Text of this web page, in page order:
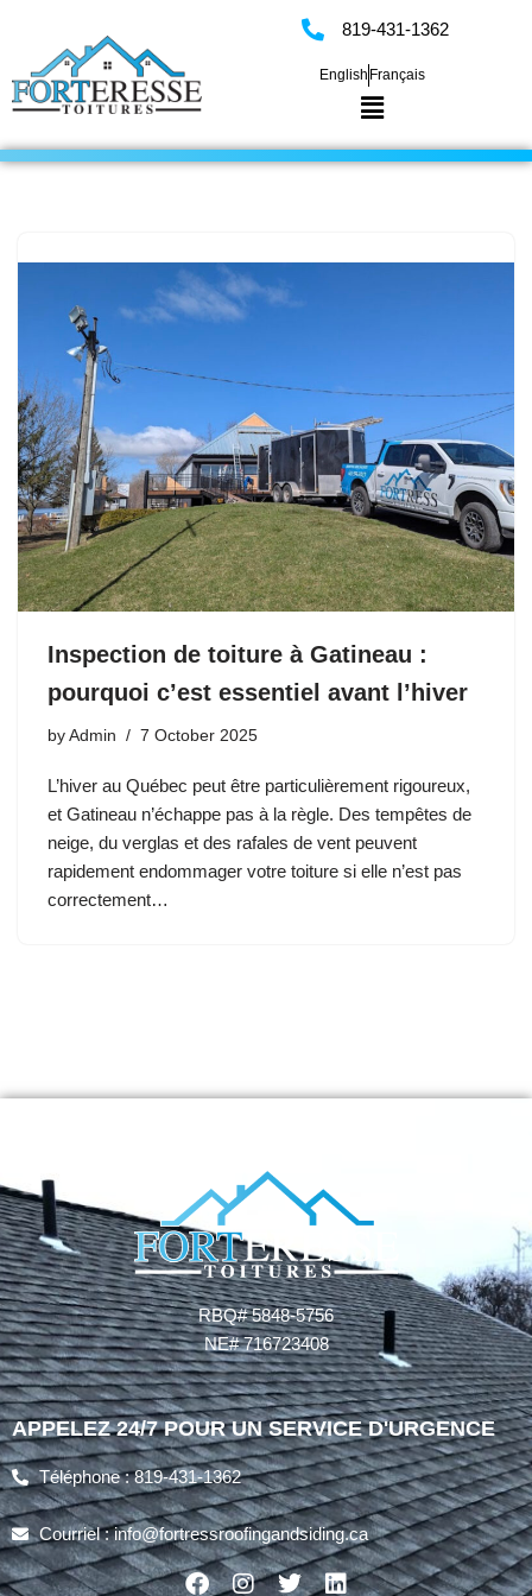
Skip
to
content
819-431-1362
English Français
Inspection de toiture à Gatineau :
pourquoi c’est essentiel avant l’hiver
by Admin 7 October 2025
L’hiver au Québec peut être particulièrement rigoureux,
et Gatineau n’échappe pas à la règle. Des tempêtes de
neige, du verglas et des rafales de vent peuvent
rapidement endommager votre toiture si elle n’est pas
correctement…
RBQ# 5848-5756
NE# 716723408
APPELEZ 24/7 POUR UN SERVICE D'URGENCE
Téléphone : 819-431-1362
Courriel : info@fortressroofingandsiding.ca